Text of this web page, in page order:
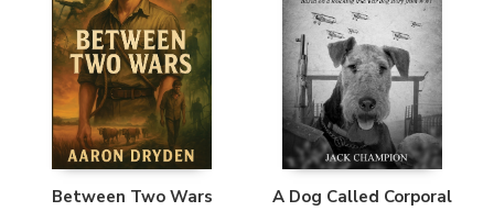
Between Two Wars
A Dog Called Corporal